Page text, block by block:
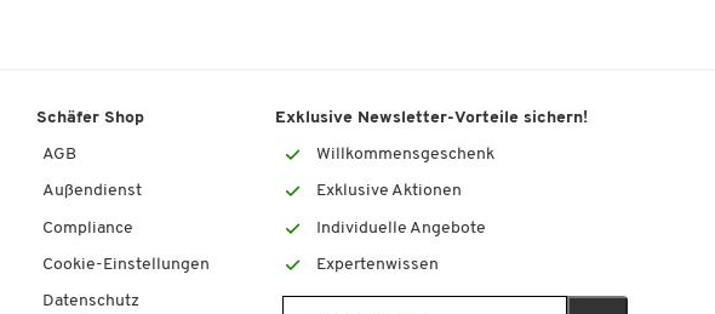
Schäfer Shop
AGB
Außendienst
Compliance
Cookie-Einstellungen
Datenschutz
Exklusive Newsletter-Vorteile sichern!
Willkommensgeschenk
Exklusive Aktionen
Individuelle Angebote
Expertenwissen